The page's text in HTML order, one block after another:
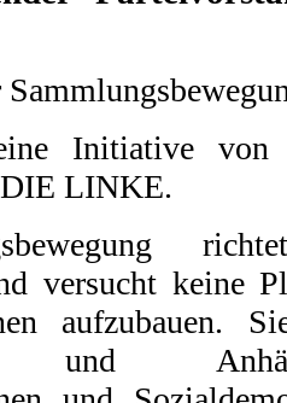
Initiative von
LINKE.
versucht keine
aufzubauen.
und